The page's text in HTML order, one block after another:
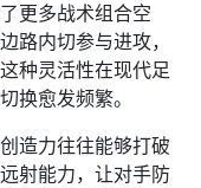
更多战术组合空
路内切参与进攻，
种灵活性在现代足
换愈发频繁。
造力往往能够打破
射能力，让对手防